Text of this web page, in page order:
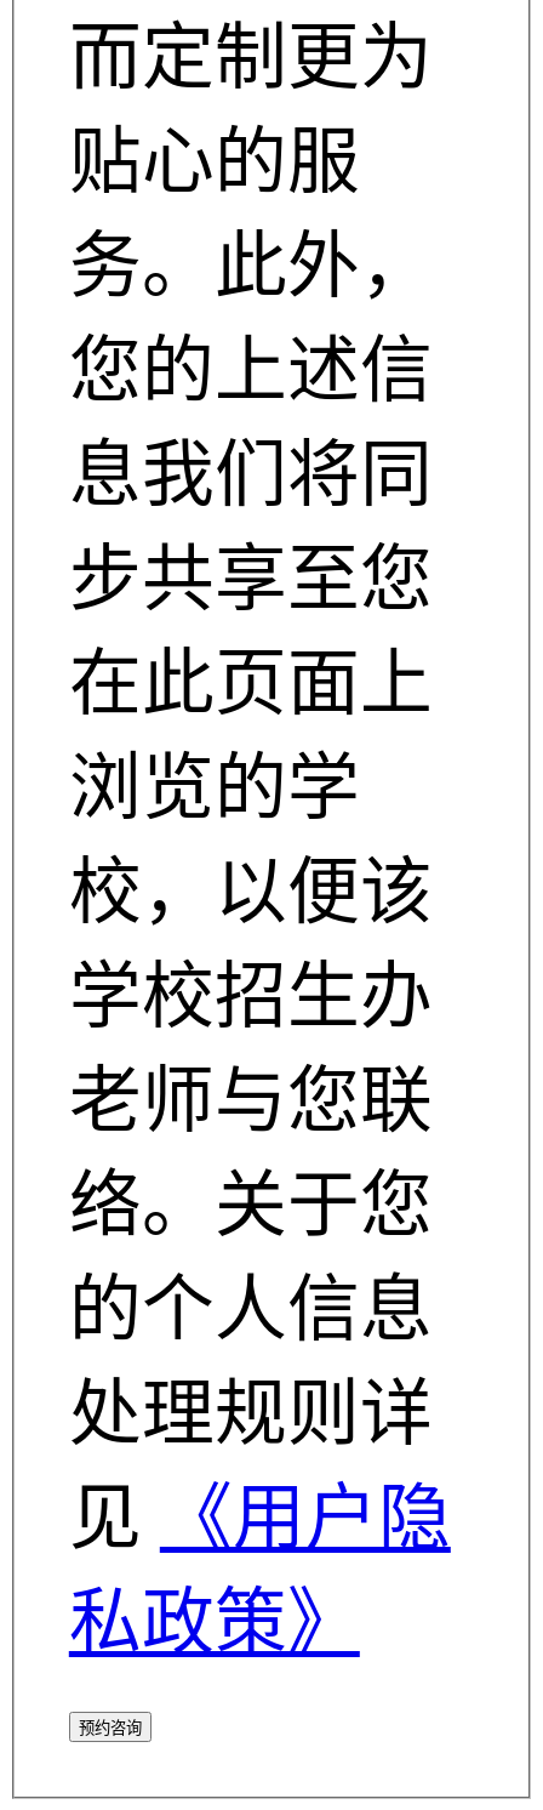
而定制更为
贴心的服
务。此外，
您的上述信
息我们将同
步共享至您
在此页面上
浏览的学
校，以便该
学校招生办
老师与您联
络。关于您
的个人信息
处理规则详
见
《用户隐
私政策》
预约咨询